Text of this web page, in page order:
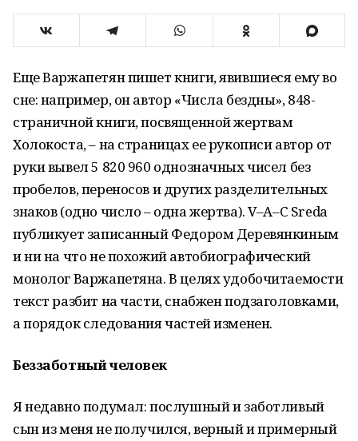
Еще Варжапетян пишет книги, явившиеся ему во
сне: например, он автор «Числа бездны», 848-
страничной книги, посвященной жертвам
Холокоста, – на страницах ее рукописи автор от
руки вывел 5 820 960 однозначных чисел без
пробелов, переносов и других разделительных
знаков (одно число – одна жертва). V–A–C Sreda
публикует записанный Федором Деревянкиным
и ни на что не похожий автобиографический
монолог Варжапетяна. В целях удобочитаемости
текст разбит на части, снабжен подзаголовками,
а порядок следования частей изменен.
Беззаботный человек
Я недавно подумал: послушный и заботливый
сын из меня не получился, верный и примерный